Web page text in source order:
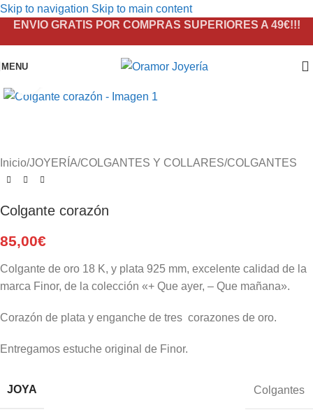
Skip to navigation Skip to main content
ENVIO GRATIS POR COMPRAS SUPERIORES A 49€!!!
MENU
Inicio/JOYERÍA/COLGANTES Y COLLARES/COLGANTES
Colgante corazón
85,00€
Colgante de oro 18 K, y plata 925 mm, excelente calidad de la
marca Finor, de la colección «+ Que ayer, – Que mañana».
Corazón de plata y enganche de tres corazones de oro.
Entregamos estuche original de Finor.
JOYA Colgantes